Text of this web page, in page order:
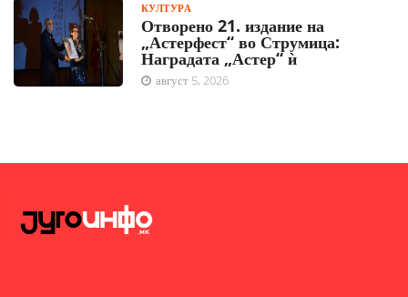
КУЛТУРА
Отворено 21. издание на
„Астерфест“ во Струмица:
Наградата „Астер“ ѝ
август 5, 2026